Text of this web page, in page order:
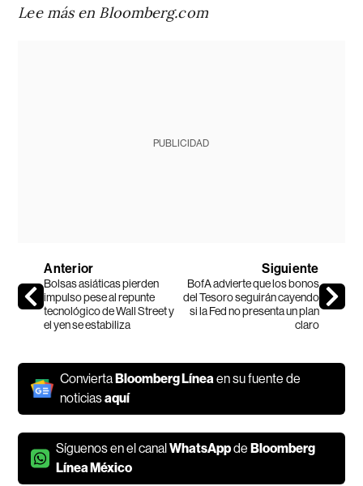
Lee más en Bloomberg.com
PUBLICIDAD
Anterior
Bolsas asiáticas pierden
impulso pese al repunte
tecnológico de Wall Street y
el yen se estabiliza
Siguiente
BofA advierte que los bonos
del Tesoro seguirán cayendo
si la Fed no presenta un plan
claro
ConviertaBloomberg Línea en su fuente de
noticiasaquí
Síguenos en el canalWhatsAppdeBloomberg
Línea México